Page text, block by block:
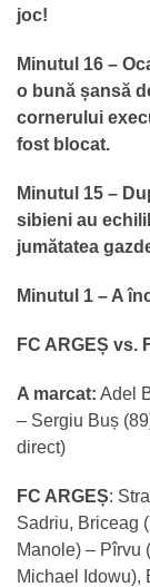
joc!
Minutul 16 –
o bună șansă
cornerului
fost blocat.
Minutul 15 –
sibieni au
jumătatea
Minutul 1 – A
FC ARGEȘ vs.
A marcat: Adel
– Sergiu Buș
direct)
FC ARGEȘ:
Sadriu, Briceag
Manole) – Pîrvu
Michael Idowu),